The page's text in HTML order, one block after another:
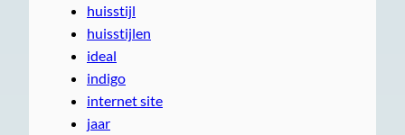
huisstijl
huisstijlen
ideal
indigo
internet site
jaar